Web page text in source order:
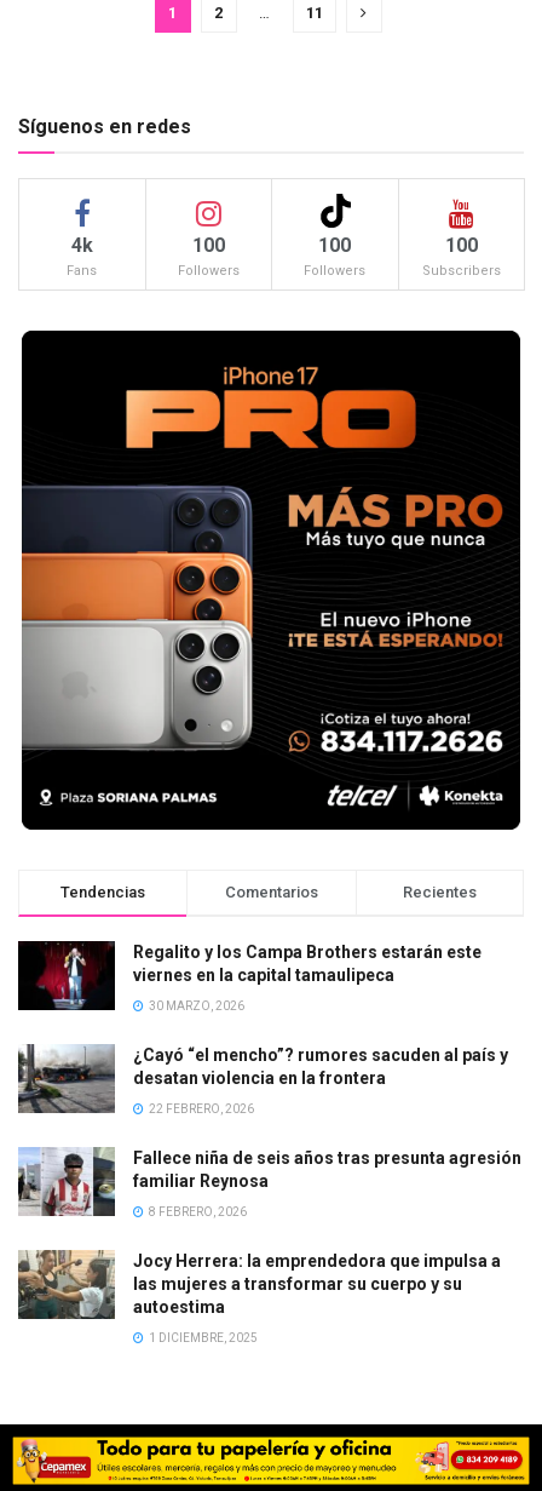
1 2 11
Síguenos en redes
4k
Fans
100
Followers
100
Followers
100
Subscribers
Tendencias Comentarios Recientes
Regalito y los Campa Brothers estarán este
viernes en la capital tamaulipeca
30 MARZO, 2026
¿Cayó “el mencho”? rumores sacuden al país y
desatan violencia en la frontera
22 FEBRERO, 2026
Fallece niña de seis años tras presunta agresión
familiar Reynosa
8 FEBRERO, 2026
Jocy Herrera: la emprendedora que impulsa a
las mujeres a transformar su cuerpo y su
autoestima
1 DICIEMBRE, 2025